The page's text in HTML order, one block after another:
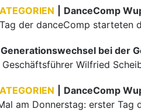
DanceComp
Generationswechsel bei der
DanceComp
am Donnerstag: erster Tag